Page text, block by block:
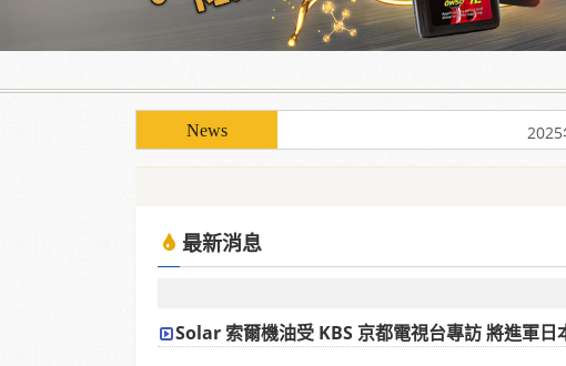
使用「泰揚能 Solar 索爾機油」可有效
使用「泰揚能 Solar 索爾機油」可有效
最新消息
Solar 索爾機油受 KBS 京都電視台專訪 將進軍日